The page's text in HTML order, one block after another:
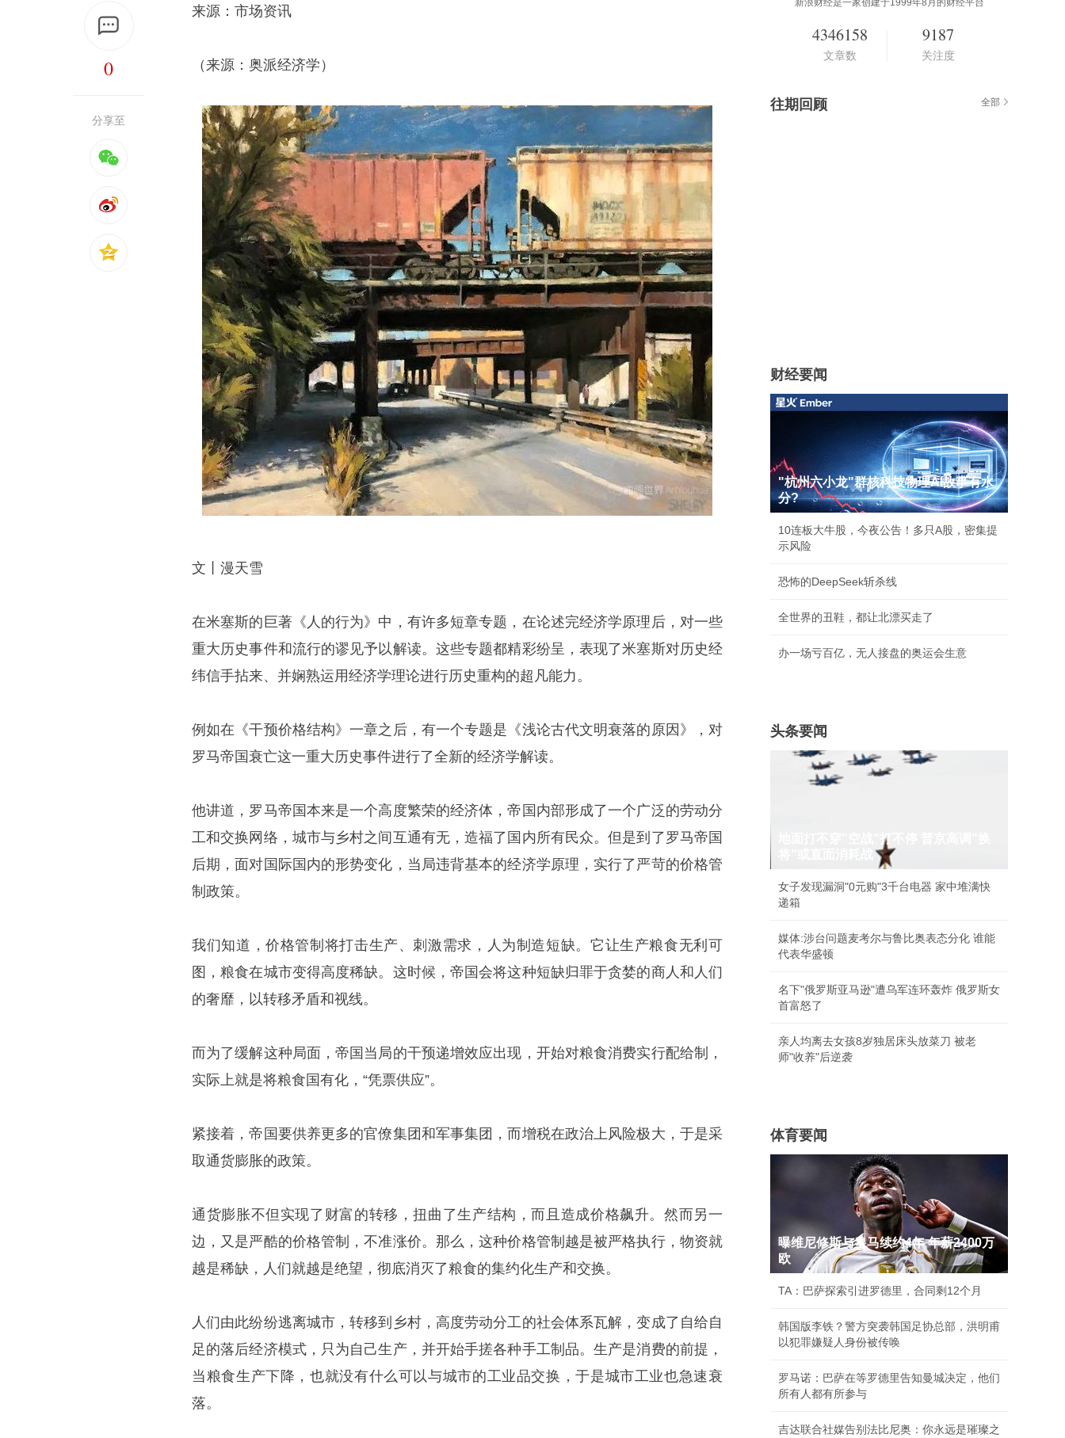
0
分享至
来源：市场资讯
（来源：奥派经济学）
文丨漫天雪
在米塞斯的巨著《人的行为》中，有许多短章专题，在论述完经济学原理后，对一些
重大历史事件和流行的谬见予以解读。这些专题都精彩纷呈，表现了米塞斯对历史经
纬信手拈来、并娴熟运用经济学理论进行历史重构的超凡能力。
例如在《干预价格结构》一章之后，有一个专题是《浅论古代文明衰落的原因》，对
罗马帝国衰亡这一重大历史事件进行了全新的经济学解读。
他讲道，罗马帝国本来是一个高度繁荣的经济体，帝国内部形成了一个广泛的劳动分
工和交换网络，城市与乡村之间互通有无，造福了国内所有民众。但是到了罗马帝国
后期，面对国际国内的形势变化，当局违背基本的经济学原理，实行了严苛的价格管
制政策。
我们知道，价格管制将打击生产、刺激需求，人为制造短缺。它让生产粮食无利可
图，粮食在城市变得高度稀缺。这时候，帝国会将这种短缺归罪于贪婪的商人和人们
的奢靡，以转移矛盾和视线。
而为了缓解这种局面，帝国当局的干预递增效应出现，开始对粮食消费实行配给制，
实际上就是将粮食国有化，“凭票供应”。
紧接着，帝国要供养更多的官僚集团和军事集团，而增税在政治上风险极大，于是采
取通货膨胀的政策。
通货膨胀不但实现了财富的转移，扭曲了生产结构，而且造成价格飙升。然而另一
边，又是严酷的价格管制，不准涨价。那么，这种价格管制越是被严格执行，物资就
越是稀缺，人们就越是绝望，彻底消灭了粮食的集约化生产和交换。
人们由此纷纷逃离城市，转移到乡村，高度劳动分工的社会体系瓦解，变成了自给自
足的落后经济模式，只为自己生产，并开始手搓各种手工制品。生产是消费的前提，
当粮食生产下降，也就没有什么可以与城市的工业品交换，于是城市工业也急速衰
落。
新浪财经是一家创建于1999年8月的财经平台
4346158
文章数
9187
关注度
往期回顾 全部
财经要闻
"杭州六小龙"群核科技物理AI故事有水
分?
10连板大牛股，今夜公告！多只A股，密集提
示风险
恐怖的DeepSeek斩杀线
全世界的丑鞋，都让北漂买走了
办一场亏百亿，无人接盘的奥运会生意
头条要闻
地面打不穿"空战"打不停 普京高调"换
女子发现漏洞"0元购"3千台电器 家中堆满快
递箱
媒体:涉台问题麦考尔与鲁比奥表态分化 谁能
代表华盛顿
名下"俄罗斯亚马逊"遭乌军连环轰炸 俄罗斯女
首富怒了
亲人均离去女孩8岁独居床头放菜刀 被老
师"收养"后逆袭
体育要闻
曝维尼修斯与皇马续约4年 年薪2400万
欧
TA：巴萨探索引进罗德里，合同剩12个月
韩国版李铁？警方突袭韩国足协总部，洪明甫
以犯罪嫌疑人身份被传唤
罗马诺：巴萨在等罗德里告知曼城决定，他们
所有人都有所参与
吉达联合社媒告别法比尼奥：你永远是璀璨之